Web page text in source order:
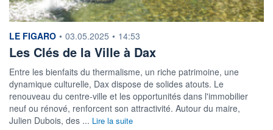
information fournie par
LE FIGARO • 03.05.2025 • 14:53
Les Clés de la Ville à Dax
Entre les bienfaits du thermalisme, un riche patrimoine, une
dynamique culturelle, Dax dispose de solides atouts. Le
renouveau du centre-ville et les opportunités dans l'immobilier
neuf ou rénové, renforcent son attractivité. Autour du maire,
Julien Dubois, des ... Lire la suite